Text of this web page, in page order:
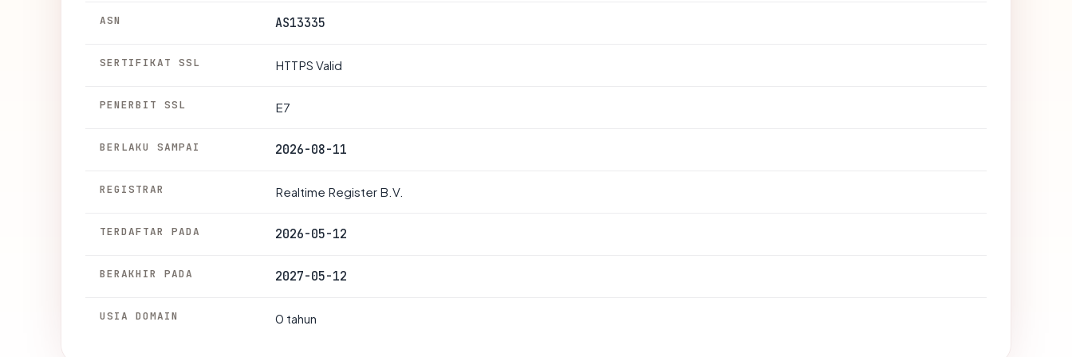
ASN AS13335
SERTIFIKAT SSL HTTPS Valid
PENERBIT SSL E7
BERLAKU SAMPAI 2026-08-11
REGISTRAR Realtime Register B.V.
TERDAFTAR PADA 2026-05-12
BERAKHIR PADA 2027-05-12
USIA DOMAIN 0 tahun